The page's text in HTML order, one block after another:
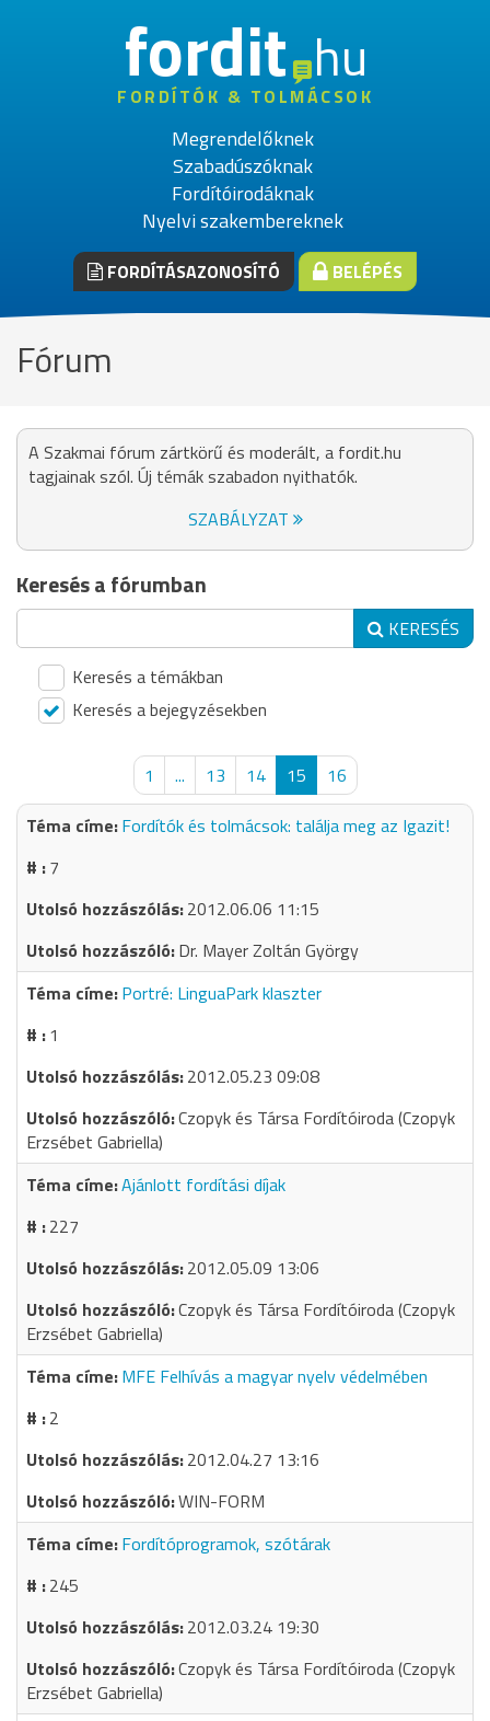
fordithu
FORDÍTÓK & TOLMÁCSOK
Megrendelőknek
Szabadúszóknak
Fordítóirodáknak
Nyelvi szakembereknek
FORDÍTÁSAZONOSÍTÓ BELÉPÉS
Fórum
A Szakmai fórum zártkörű és moderált, a fordit.hu
tagjainak szól. Új témák szabadon nyithatók.
SZABÁLYZAT
Keresés a fórumban
KERESÉS
Keresés a témákban
Keresés a bejegyzésekben
1 ... 13 14 15
16
Fordítók és tolmácsok: találja meg az Igazit!
7
2012.06.06 11:15
Dr. Mayer Zoltán György
Portré: LinguaPark klaszter
1
2012.05.23 09:08
Czopyk és Társa Fordítóiroda (Czopyk
Erzsébet Gabriella)
Ajánlott fordítási díjak
227
2012.05.09 13:06
Czopyk és Társa Fordítóiroda (Czopyk
Erzsébet Gabriella)
MFE Felhívás a magyar nyelv védelmében
2
2012.04.27 13:16
WIN-FORM
Fordítóprogramok, szótárak
245
2012.03.24 19:30
Czopyk és Társa Fordítóiroda (Czopyk
Erzsébet Gabriella)